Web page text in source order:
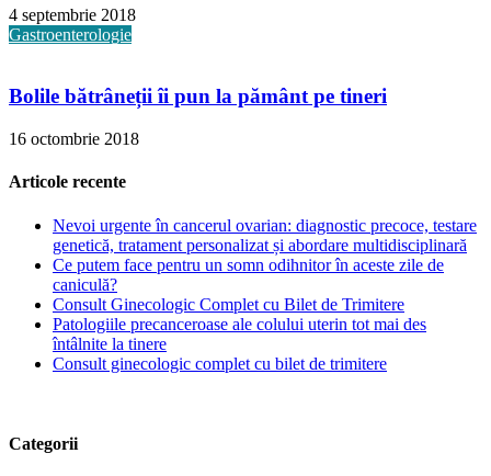
4 septembrie 2018
Gastroenterologie
Bolile bătrâneții îi pun la pământ pe tineri
16 octombrie 2018
Articole recente
Nevoi urgente în cancerul ovarian: diagnostic precoce, testare
genetică, tratament personalizat și abordare multidisciplinară
Ce putem face pentru un somn odihnitor în aceste zile de
caniculă?
Consult Ginecologic Complet cu Bilet de Trimitere
Patologiile precanceroase ale colului uterin tot mai des
întâlnite la tinere
Consult ginecologic complet cu bilet de trimitere
Categorii